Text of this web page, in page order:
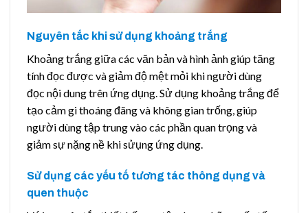
Nguyên tắc khi sử dụng khoảng trắng
Khoảng trắng giữa các văn bản và hình ảnh giúp tăng
tính đọc được và giảm độ mệt mỏi khi người dùng
đọc nội dung trên ứng dụng. Sử dụng khoảng trắng để
tạo cảm gi thoáng đãng và không gian trống, giúp
người dùng tập trung vào các phần quan trọng và
giảm sự nặng nề khi sửụng ứng dụng.
Sử dụng các yếu tố tương tác thông dụng và
quen thuộc